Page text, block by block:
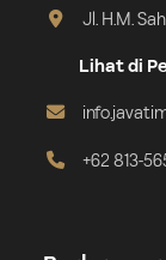
Jl. H.M.
Lihat di
+62 813-